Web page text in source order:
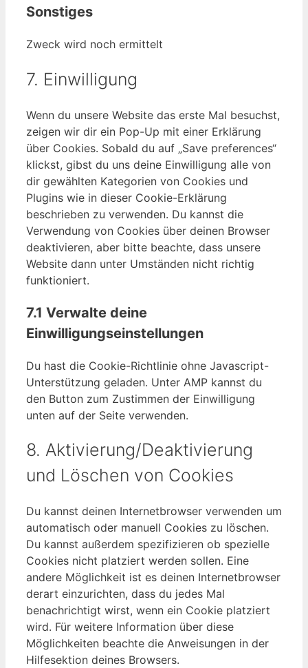
service
maps
Sonstiges
Zweck wird noch ermittelt
Consent
to
sonstiges
7. Einwilligung
Wenn du unsere Website das erste Mal besuchst,
zeigen wir dir ein Pop-Up mit einer Erklärung
über Cookies. Sobald du auf „Save preferences“
klickst, gibst du uns deine Einwilligung alle von
dir gewählten Kategorien von Cookies und
Plugins wie in dieser Cookie-Erklärung
beschrieben zu verwenden. Du kannst die
Verwendung von Cookies über deinen Browser
deaktivieren, aber bitte beachte, dass unsere
Website dann unter Umständen nicht richtig
funktioniert.
7.1 Verwalte deine
Einwilligungseinstellungen
Du hast die Cookie-Richtlinie ohne Javascript-
Unterstützung geladen. Unter AMP kannst du
den Button zum Zustimmen der Einwilligung
unten auf der Seite verwenden.
8. Aktivierung/Deaktivierung
und Löschen von Cookies
Du kannst deinen Internetbrowser verwenden um
automatisch oder manuell Cookies zu löschen.
Du kannst außerdem spezifizieren ob spezielle
Cookies nicht platziert werden sollen. Eine
andere Möglichkeit ist es deinen Internetbrowser
derart einzurichten, dass du jedes Mal
benachrichtigt wirst, wenn ein Cookie platziert
wird. Für weitere Information über diese
Möglichkeiten beachte die Anweisungen in der
Hilfesektion deines Browsers.